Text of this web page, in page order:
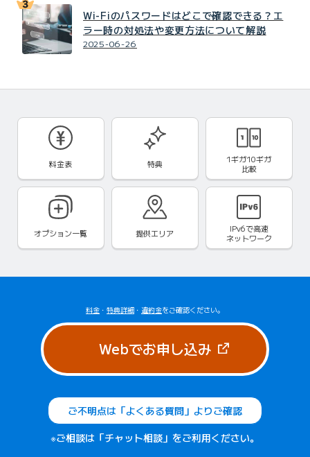
Wi-Fiのパスワードはどこで確認できる？エ
ラー時の対処法や変更方法について解説
2025-06-26
料金表 特典
1ギガ10ギガ
比較
オプション一覧 提供エリア IPv6で高速
ネットワーク
料金 ・ 特典詳細 ・ 違約金をご確認ください。
Webでお申し込み（新しいタブ
ご不明点は「よくある質問」よりご確認
※ご相談は「チャット相談」をご利用ください。